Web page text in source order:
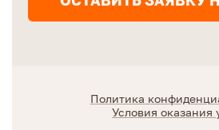
Политика
Условия оказания